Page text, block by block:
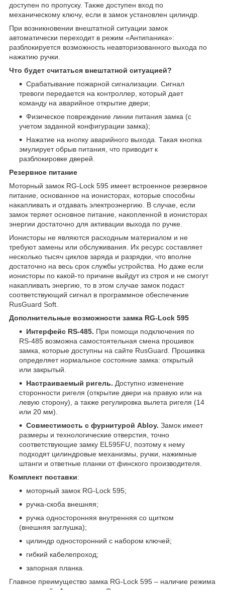
доступен по пропуску. Также доступен вход по
механическому ключу, если в замок установлен цилиндр.
При возникновении внештатной ситуации замок
автоматически переходит в режим «Антипаника»:
разблокируется возможность неавторизованного выхода по
нажатию ручки.
Что будет считаться внештатной ситуацией?
Срабатывание пожарной сигнализации. Сигнал
тревоги передается на контроллер, который дает
команду на аварийное открытие двери;
Физическое повреждение линии питания замка (с
учетом заданной конфигурации замка);
Нажатие на кнопку аварийного выхода. Такая кнопка
эмулирует обрыв питания, что приводит к
разблокировке дверей.
Резервное питание
Моторный замок RG-Lock 595 имеет встроенное резервное
питание, основанное на ионисторах, которые способны
накапливать и отдавать электроэнергию. В случае, если
замок теряет основное питание, накопленной в ионисторах
энергии достаточно для активации выхода по ручке.
Ионисторы не являются расходным материалом и не
требуют замены или обслуживания. Их ресурс составляет
несколько тысяч циклов заряда и разрядки, что вполне
достаточно на весь срок службы устройства. Но даже если
ионисторы по какой-то причине выйдут из строя и не смогут
накапливать энергию, то в этом случае замок подаст
соответствующий сигнал в программное обеспечение
RusGuard Soft.
Дополнительные возможности замка RG-Lock 595
Интерфейс RS-485. При помощи подключения по
RS-485 возможна самостоятельная смена прошивок
замка, которые доступны на сайте RusGuard. Прошивка
определяет нормальное состояние замка: открытый
или закрытый.
Настраиваемый ригель. Доступно изменение
сторонности ригеля (открытие двери на правую или на
левую сторону), а также регулировка вылета ригеля (14
или 20 мм).
Совместимость с фурнитурой Abloy. Замок имеет
размеры и технологические отверстия, точно
соответствующие замку EL595FU, поэтому к нему
подходят цилиндровые механизмы, ручки, нажимные
штанги и ответные планки от финского производителя.
Комплект поставки:
моторный замок RG-Lock 595;
ручка-скоба внешняя;
ручка односторонняя внутренняя со щитком
(внешняя заглушка);
цилиндр односторонний с набором ключей;
гибкий кабелепроход;
запорная планка.
Главное преимущество замка RG-Lock 595 – наличие режима